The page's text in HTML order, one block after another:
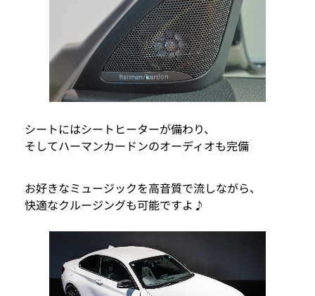
シートにはシートヒーターが備わり、
そしてハーマンカードンのオーディオも完備
お好きなミュージックを高音質で流しながら、
快適なクルージングも可能ですよ♪